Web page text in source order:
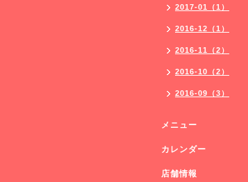
2017-01（1）
2016-12（1）
2016-11（2）
2016-10（2）
2016-09（3）
メニュー
カレンダー
店舗情報